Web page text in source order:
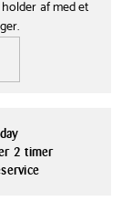
elegant.
stål, der sikrer
af med et
2 timer